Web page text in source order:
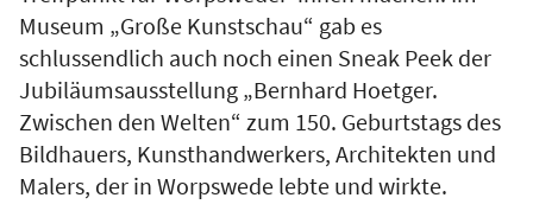
Museum „Große Kunstschau“ gab es
schlussendlich auch noch einen Sneak Peek der
Jubiläumsausstellung „Bernhard Hoetger.
Zwischen den Welten“ zum 150. Geburtstags des
Bildhauers, Kunsthandwerkers, Architekten und
Malers, der in Worpswede lebte und wirkte.